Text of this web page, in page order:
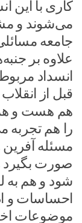
کاری با این
می‌شوند و
جامعه
علاوه بر
قبل از
هم هست و
را هم تجربه
مسئله آفرین
صورت بگیرد
شود و هم به
احساسات و
موضوعات